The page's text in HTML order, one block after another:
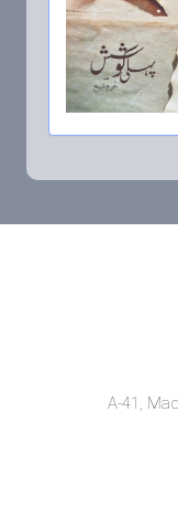
کوشش -
Pehli
A-41,